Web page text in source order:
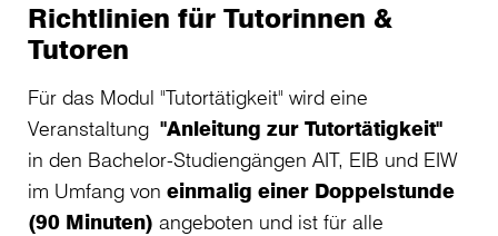
Richtlinien für Tutorinnen &
Tutoren
Für das Modul "Tutortätigkeit" wird eine
Veranstaltung "Anleitung zur Tutortätigkeit"
in den Bachelor-Studiengängen AIT, EIB und EIW
im Umfang von einmalig einer Doppelstunde
(90 Minuten) angeboten und ist für alle